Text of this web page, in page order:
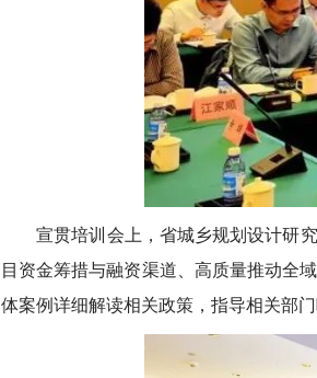
宣贯培训会上，省城乡规划设计研究
目资金筹措与融资渠道、高质量推动全
体案例详细解读相关政策，指导相关部